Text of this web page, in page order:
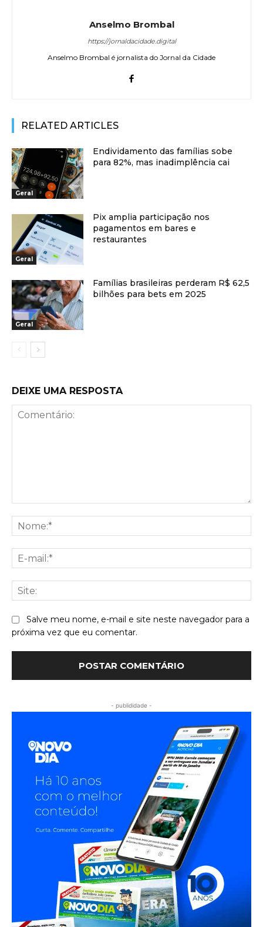
Anselmo Brombal
https://jornaldacidade.digital
Anselmo Brombal é jornalista do Jornal da Cidade
RELATED ARTICLES
Geral
Endividamento das famílias sobe
para 82%, mas inadimplência cai
Geral
Pix amplia participação nos
pagamentos em bares e
restaurantes
Geral
Famílias brasileiras perderam R$ 62,5
bilhões para bets em 2025
DEIXE UMA RESPOSTA
Salve meu nome, e-mail e site neste navegador para a
próxima vez que eu comentar.
- publididade -